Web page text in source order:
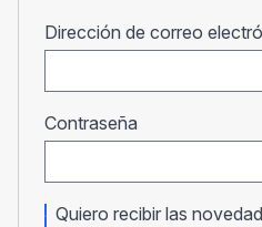
Dirección de correo
Contraseña
Quiero recibir las